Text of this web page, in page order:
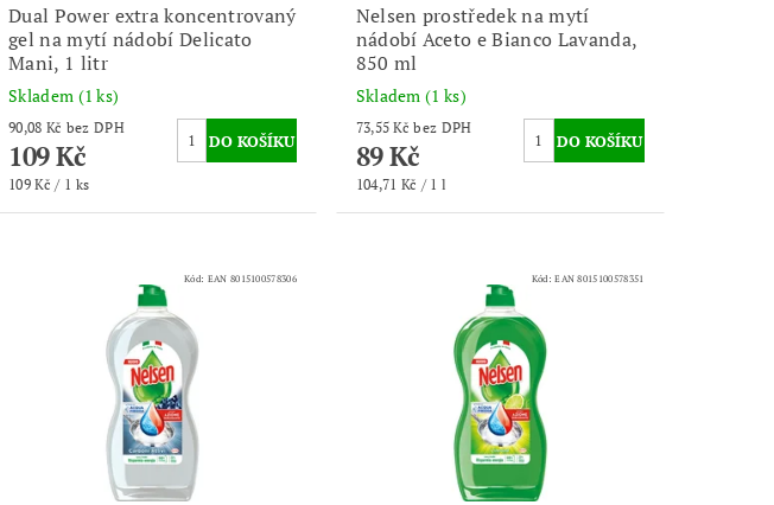
Dual Power extra koncentrovaný
gel na mytí nádobí Delicato
Mani, 1 litr
Skladem (1 ks)
90,08 Kč bez DPH
109 Kč
109 Kč / 1 ks
Nelsen prostředek na mytí
nádobí Aceto e Bianco Lavanda,
850 ml
Skladem(1 ks)
73,55 Kč bez DPH
89 Kč
104,71 Kč / 1 l
Kód: EAN 8015100578306 Kód:EAN 8015100578351